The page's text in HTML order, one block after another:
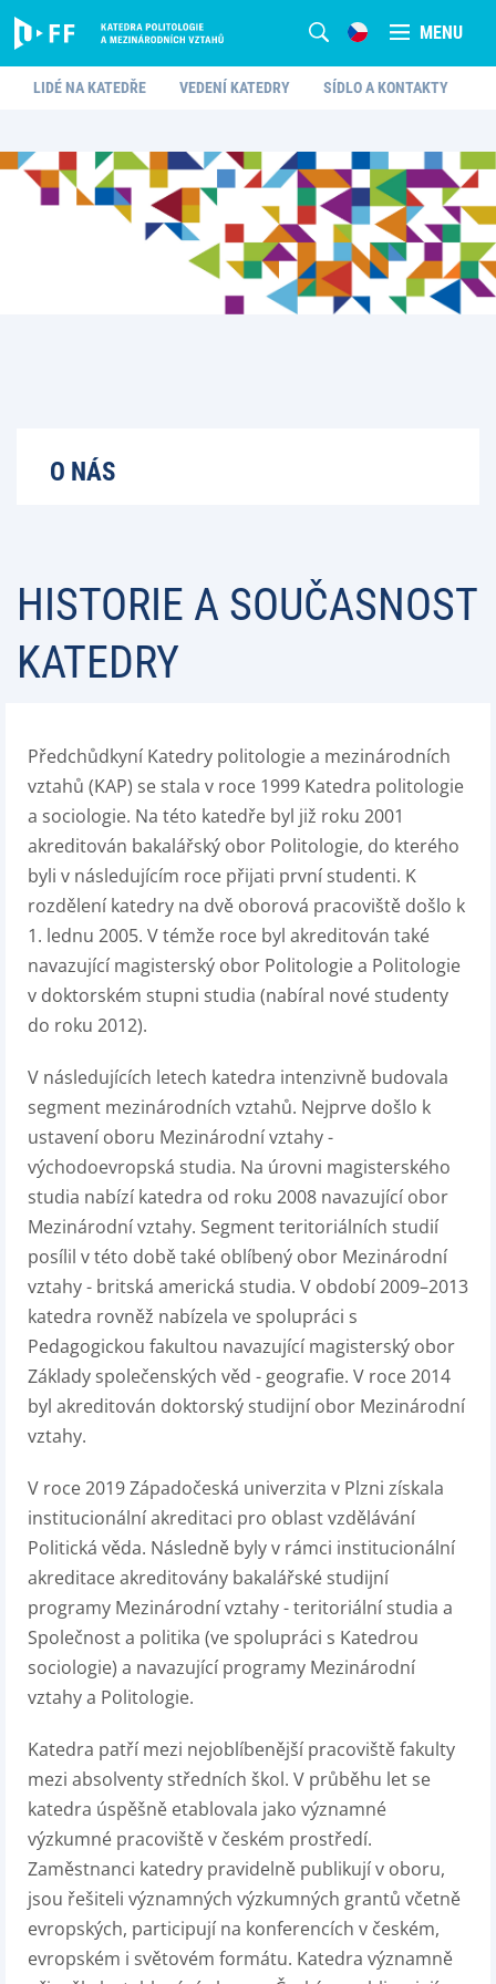
MENU
LIDÉ NA KATEDŘE VEDENÍ KATEDRY SÍDLO A KONTAKTY
O NÁS
HISTORIE A SOUČASNOST
KATEDRY
Předchůdkyní Katedry politologie a mezinárodních
vztahů (KAP) se stala v roce 1999 Katedra politologie
a sociologie. Na této katedře byl již roku 2001
akreditován bakalářský obor Politologie, do kterého
byli v následujícím roce přijati první studenti. K
rozdělení katedry na dvě oborová pracoviště došlo k
1. lednu 2005. V témže roce byl akreditován také
navazující magisterský obor Politologie a Politologie
v doktorském stupni studia (nabíral nové studenty
do roku 2012).
V následujících letech katedra intenzivně budovala
segment mezinárodních vztahů. Nejprve došlo k
ustavení oboru Mezinárodní vztahy -
východoevropská studia. Na úrovni magisterského
studia nabízí katedra od roku 2008 navazující obor
Mezinárodní vztahy. Segment teritoriálních studií
posílil v této době také oblíbený obor Mezinárodní
vztahy - britská americká studia. V období 2009–2013
katedra rovněž nabízela ve spolupráci s
Pedagogickou fakultou navazující magisterský obor
Základy společenských věd - geografie. V roce 2014
byl akreditován doktorský studijní obor Mezinárodní
vztahy.
V roce 2019 Západočeská univerzita v Plzni získala
institucionální akreditaci pro oblast vzdělávání
Politická věda. Následně byly v rámci institucionální
akreditace akreditovány bakalářské studijní
programy Mezinárodní vztahy - teritoriální studia a
Společnost a politika (ve spolupráci s Katedrou
sociologie) a navazující programy Mezinárodní
vztahy a Politologie.
Katedra patří mezi nejoblíbenější pracoviště fakulty
mezi absolventy středních škol. V průběhu let se
katedra úspěšně etablovala jako významné
výzkumné pracoviště v českém prostředí.
Zaměstnanci katedry pravidelně publikují v oboru,
jsou řešiteli významných výzkumných grantů včetně
evropských, participují na konferencích v českém,
evropském i světovém formátu. Katedra významně